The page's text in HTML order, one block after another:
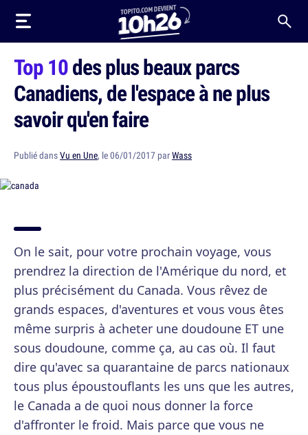
Top 10des plus beaux parcs
Canadiens, de l'espace à ne plus
savoir qu'en faire
Publié dansVu en Une, le 06/01/2017 parWass
On le sait, pour votre prochain voyage, vous
prendrez la direction de l'Amérique du nord, et
plus précisément du Canada. Vous rêvez de
grands espaces, d'aventures et vous vous êtes
même surpris à acheter une doudoune ET une
sous doudoune, comme ça, au cas où. Il faut
dire qu'avec sa quarantaine de parcs nationaux
tous plus époustouflants les uns que les autres,
le Canada a de quoi nous donner la force
d'affronter le froid. Mais parce que vous ne